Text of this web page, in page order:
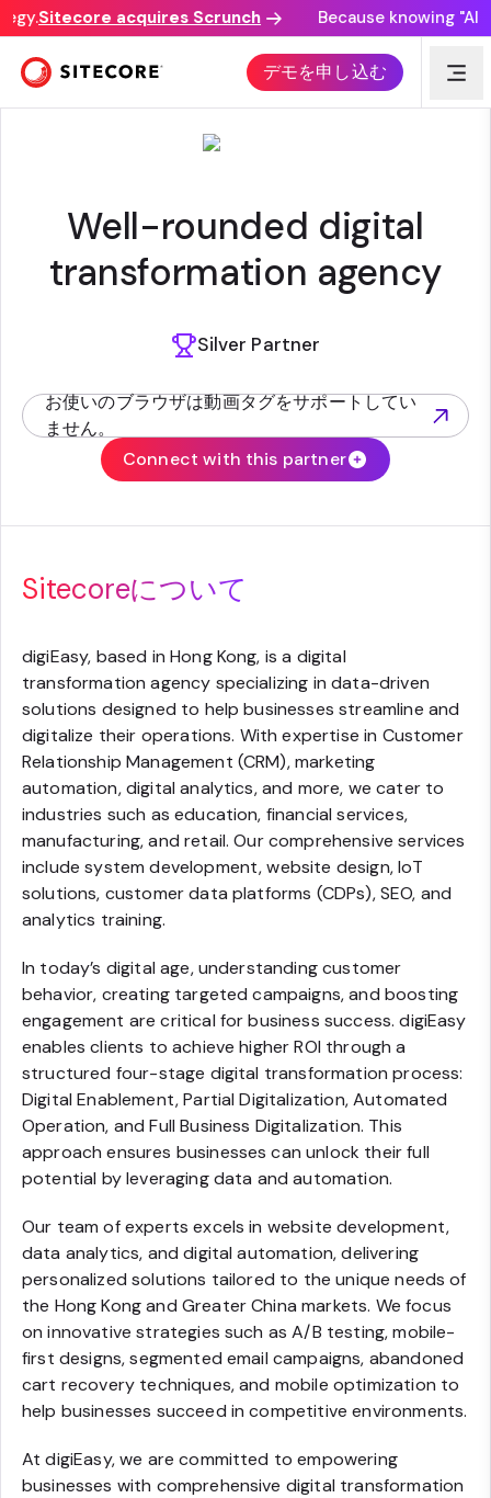
Sitecore acquires Scrunch Because knowing "AI
デモを申し込む
DIGIEASY
Well-rounded digital
transformation agency
Silver Partner
お使いのブラウザは動画タグをサポートしてい
ません。
(opens in new tab)
Connect with this partner
Sitecoreについて
digiEasy, based in Hong Kong, is a digital
transformation agency specializing in data-driven
solutions designed to help businesses streamline and
digitalize their operations. With expertise in Customer
Relationship Management (CRM), marketing
automation, digital analytics, and more, we cater to
industries such as education, financial services,
manufacturing, and retail. Our comprehensive services
include system development, website design, IoT
solutions, customer data platforms (CDPs), SEO, and
analytics training.
In today’s digital age, understanding customer
behavior, creating targeted campaigns, and boosting
engagement are critical for business success. digiEasy
enables clients to achieve higher ROI through a
structured four-stage digital transformation process:
Digital Enablement, Partial Digitalization, Automated
Operation, and Full Business Digitalization. This
approach ensures businesses can unlock their full
potential by leveraging data and automation.
Our team of experts excels in website development,
data analytics, and digital automation, delivering
personalized solutions tailored to the unique needs of
the Hong Kong and Greater China markets. We focus
on innovative strategies such as A/B testing, mobile-
first designs, segmented email campaigns, abandoned
cart recovery techniques, and mobile optimization to
help businesses succeed in competitive environments.
At digiEasy, we are committed to empowering
businesses with comprehensive digital transformation